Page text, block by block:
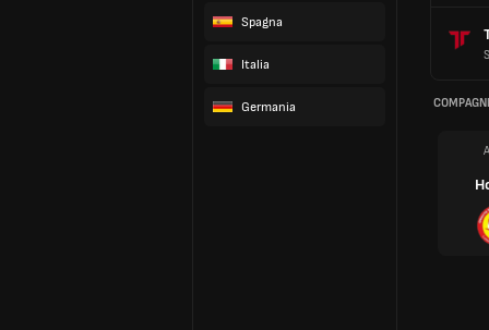
Spagna
Italia
Germania